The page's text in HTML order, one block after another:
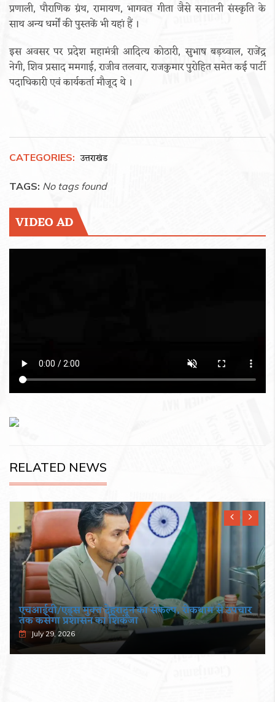
प्रणाली, पौराणिक ग्रंथ, रामायण, भागवत गीता जैसे सनातनी संस्कृति के
साथ अन्य धर्मों की पुस्तकें भी यहां हैं ।
इस अवसर पर प्रदेश महामंत्री आदित्य कोठारी, सुभाष बड़थ्वाल, राजेंद्र
नेगी, शिव प्रसाद ममगाई, राजीव तलवार, राजकुमार पुरोहित समेत कई पार्टी
पदाधिकारी एवं कार्यकर्ता मौजूद थे ।
CATEGORIES: उत्तराखंड
TAGS: No tags found
VIDEO AD
RELATED NEWS
एचआईवी/एड्स मुक्त देहरादून का संकल्प, रोकथाम से उपचार
तक कसेगा प्रशासन का शिकंजा
July 29, 2026